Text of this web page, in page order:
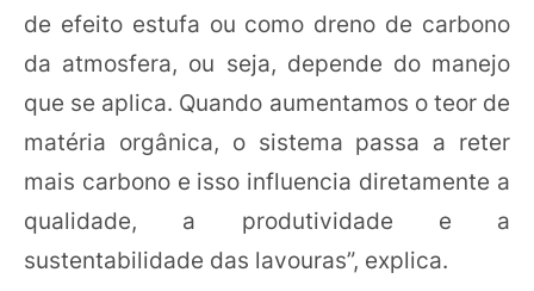
de efeito estufa ou como dreno de carbono
da atmosfera, ou seja, depende do manejo
que se aplica. Quando aumentamos o teor de
matéria orgânica, o sistema passa a reter
mais carbono e isso influencia diretamente a
qualidade, a produtividade e a
sustentabilidade das lavouras”, explica.